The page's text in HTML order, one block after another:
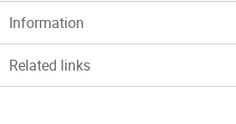
Information
Related links